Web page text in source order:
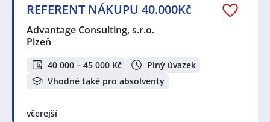
REFERENT NÁKUPU 40.000Kč
Advantage Consulting, s.r.o.
Plzeň
40 000 – 45 000 Kč
Plný úvazek
Vhodné také pro absolventy
včerejší